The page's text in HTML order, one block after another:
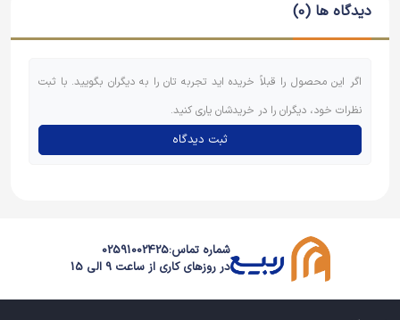
دیدگاه ها (0)
اگر این محصول را قبلاً خریده اید تجربه تان را به دیگران بگویید. با ثبت
نظرات خود، دیگران را در خریدشان یاری کنید.
ثبت دیدگاه
شماره تماس:02591002425
در روزهای کاری از ساعت 9 الی 15